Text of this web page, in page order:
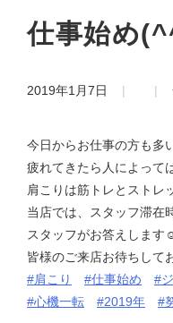
仕事始め
2019年1月7日
今日からお仕事の方も多
疲れてきたら人によって
肩こりは筋トレとストレ
当店では、スタッフ滞在
スタッフがお答えします
皆様のご来店お待ちして
#肩こり #仕事始め #
#心機一転 #2019年 #